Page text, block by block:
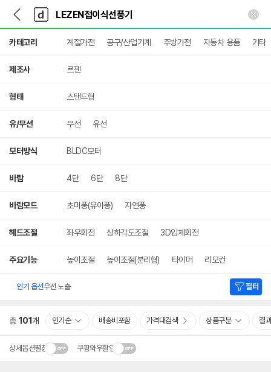
다
나
와
가
기
다
와
메
인
카테고리 계절가전 공구/산업기계 주방가전 자동차 용품 기타
제조사 르젠
형태 스탠드형
유/무선 무선 유선
모터방식 BLDC모터
바람 4단 6단 8단
바람모드 초미풍(유아풍) 자연풍
헤드조절 좌우회전 상하각도조절 3D입체회전
주요기능 높이조절 높이조절(분리형) 타이머 리모컨
인기 옵션우선 노출 필터
총 101 개 인기순 배송비포함 가격대검색 상품구분 결
상세옵션펼침 쿠팡와우할인